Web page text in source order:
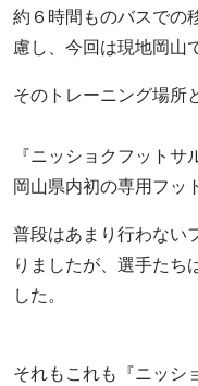
約６時間ものバスでの
慮し、今回は現地岡山
そのトレーニング場所
『ニッショクフットサ
岡山県内初の専用フッ
普段はあまり行わない
りましたが、選手たち
した。
それもこれも『ニッシ